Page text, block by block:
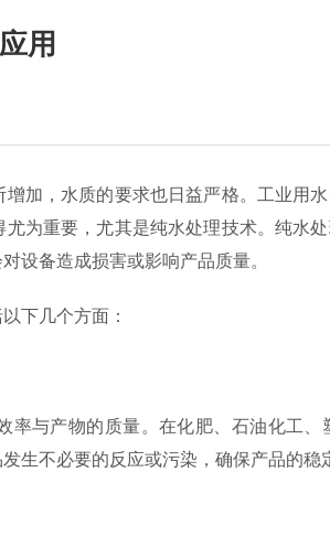
用
，水质的要求也日益严格。工业用
为重要，尤其是纯水处理技术。纯水
设备造成损害或影响产品质量。
下几个方面：
与产物的质量。在化肥、石油化工、
生不必要的反应或污染，确保产品的稳